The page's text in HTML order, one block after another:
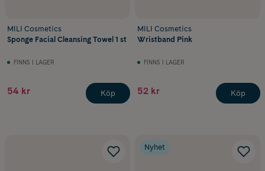
MILI Cosmetics
Sponge Facial Cleansing Towel 1 st
FINNS I LAGER
54 kr Köp
MILI Cosmetics
Wristband Pink
FINNS I LAGER
52 kr Köp
Nyhet